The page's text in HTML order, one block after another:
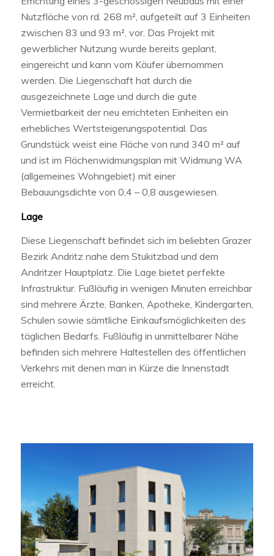
Nutzfläche von rd. 268 m², aufgeteilt auf 3 Einheiten
zwischen 83 und 93 m², vor. Das Projekt mit
gewerblicher Nutzung wurde bereits geplant,
eingereicht und kann vom Käufer übernommen
werden. Die Liegenschaft hat durch die
ausgezeichnete Lage und durch die gute
Vermietbarkeit der neu errichteten Einheiten ein
erhebliches Wertsteigerungspotential. Das
Grundstück weist eine Fläche von rund 340 m² auf
und ist im Flächenwidmungsplan mit Widmung WA
(allgemeines Wohngebiet) mit einer
Bebauungsdichte von 0,4 – 0,8 ausgewiesen.
Lage
Diese Liegenschaft befindet sich im beliebten Grazer
Bezirk Andritz nahe dem Stukitzbad und dem
Andritzer Hauptplatz. Die Lage bietet perfekte
Infrastruktur. Fußläufig in wenigen Minuten erreichbar
sind mehrere Ärzte, Banken, Apotheke, Kindergarten,
Schulen sowie sämtliche Einkaufsmöglichkeiten des
täglichen Bedarfs. Fußläufig in unmittelbarer Nähe
befinden sich mehrere Haltestellen des öffentlichen
Verkehrs mit denen man in Kürze die Innenstadt
erreicht.